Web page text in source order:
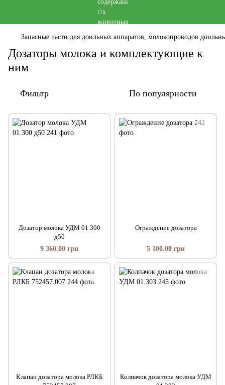
Запасные части для доильных аппаратов, молокопроводов
Дозаторы молока и комплектующие к
ним
Фильтр По популярности
Дозатор молока УДМ 01.300
д50
9 360.00 грн
Ограждение дозатора
5 100.00 грн
Клапан дозатора молока РЛКБ
Колпачок дозатора молока УДМ